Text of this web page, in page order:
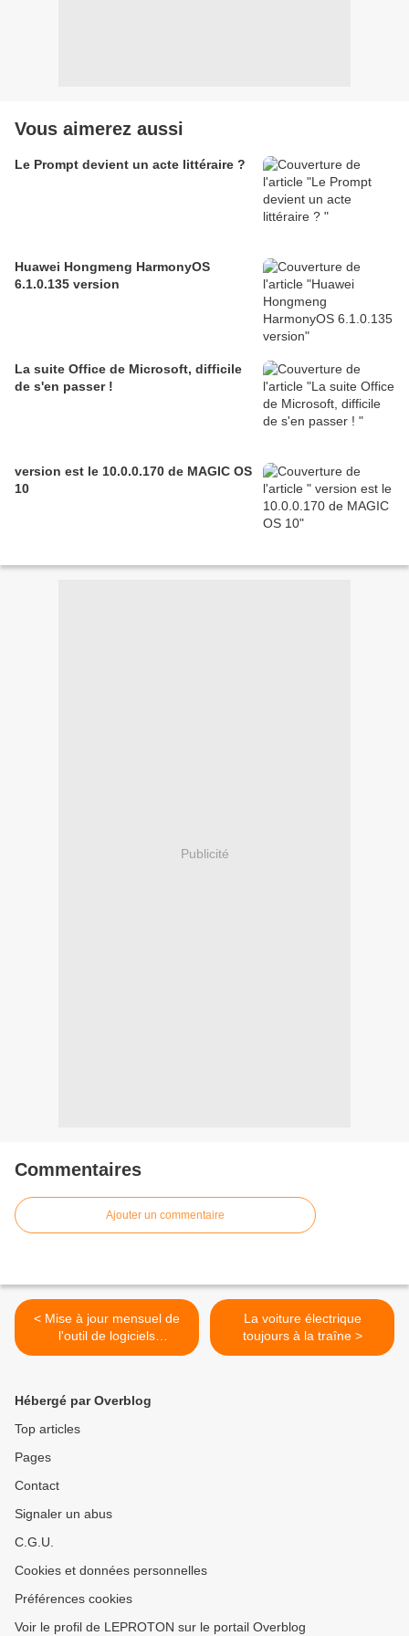
Vous aimerez aussi
Le Prompt devient un acte littéraire ?
Huawei Hongmeng HarmonyOS
6.1.0.135 version
La suite Office de Microsoft, difficile
de s'en passer !
version est le 10.0.0.170 de MAGIC OS
10
Publicité
Commentaires
Ajouter un commentaire
< Mise à jour mensuel de
l'outil de logiciels
malveillants
La voiture électrique
toujours à la traîne >
Hébergé par Overblog
Top articles
Pages
Contact
Signaler un abus
C.G.U.
Cookies et données personnelles
Préférences cookies
Voir le profil de LEPROTON sur le portail Overblog